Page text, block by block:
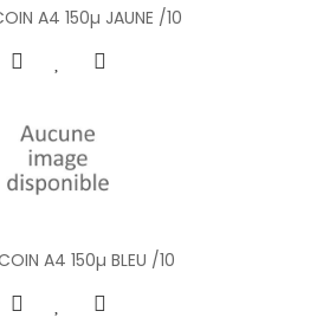
A4 150µ JAUNE /10
A4 150µ BLEU /10